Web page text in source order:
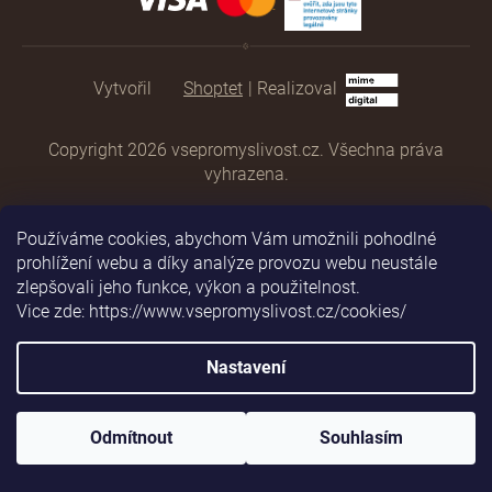
Používáme cookies, abychom Vám umožnili pohodlné
prohlížení webu a díky analýze provozu webu neustále
zlepšovali jeho funkce, výkon a použitelnost.
Vice zde: https://www.vsepromyslivost.cz/cookies/
Nastavení
Odmítnout Souhlasím
Shoptet | Realizoval
Copyright 2026 vsepromyslivost.cz . Všechna práva
vyhrazena.